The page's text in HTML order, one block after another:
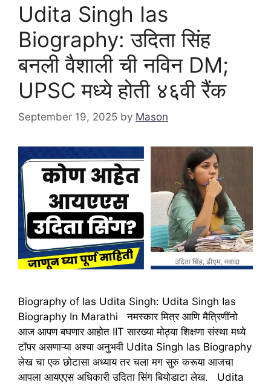
Udita Singh Ias
Biography: उदिता सिंह
बनली वैशाली ची नविन DM;
UPSC मध्ये होती ४६वी रैंक
September 19, 2025 by Mason
Biography of Ias Udita Singh: Udita Singh Ias
Biography In Marathi नमस्कार मित्र आणि मैत्रिणींनो
आज आपण बघणार आहोत IIT सारख्या मोठ्या शिक्षणा संस्था मध्ये
टॉपर असणाऱ्या अश्या अनुभवी Udita Singh Ias Biography
लेख चा एक छोटासा अध्याय तर चला मग सुरु करूया आजचा
आपला आयएएस अधिकारी उदिता सिंग बियोडाटा लेख. Udita